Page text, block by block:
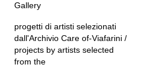
Gallery
progetti di artisti selezionati
dall'Archivio Care of-Viafarini /
projects by artists selected
from the